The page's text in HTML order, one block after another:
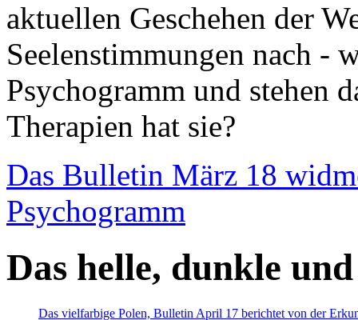
aktuellen Geschehen der
Seelenstimmungen nach -
Psychogramm und stehen
Therapien hat sie?
Das Bulletin März 18
Psychogramm
Das helle, dunkle
Das vielfarbige Polen, Bulletin April 17 berichtet von der